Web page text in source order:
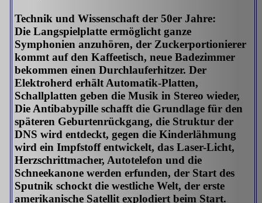
Technik und Wissenschaft der 50er Jahre:
Die Langspielplatte ermöglicht ganze
Symphonien anzuhören, der Zuckerportionierer
kommt auf den Kaffeetisch, neue Badezimmer
bekommen einen Durchlauferhitzer. Der
Elektroherd erhält Automatik-Platten,
Schallplatten geben die Musik in Stereo wieder,
Die Antibabypille schafft die Grundlage für den
späteren Geburtenrückgang, die Struktur der
DNS wird entdeckt, gegen die Kinderlähmung
wird ein Impfstoff entwickelt, das Laser-Licht,
Herzschrittmacher, Autotelefon und die
Schneekanone werden erfunden, der Start des
Sputnik schockt die westliche Welt, der erste
amerikanische Satellit explodiert beim Start.